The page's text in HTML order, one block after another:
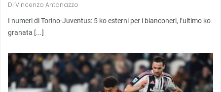
Di Vincenzo Antonazzo
I numeri di Torino-Juventus: 5 ko esterni per i bianconeri, l’ultimo ko
granata [...]